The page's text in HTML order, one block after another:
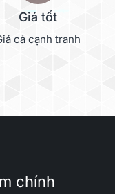
Giá tốt
cả cạnh tranh
chính